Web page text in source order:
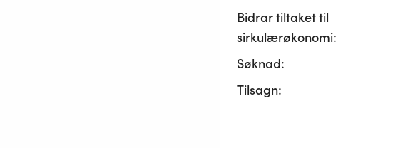
Bidrar tiltaket til
sirkulærøkonomi:
Søknad:
Tilsagn: